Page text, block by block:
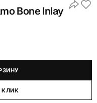
Bone Inlay
КЛИК